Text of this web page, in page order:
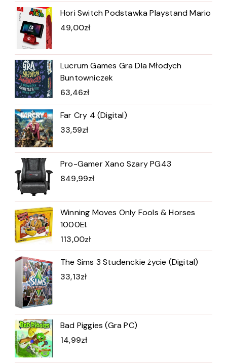
Hori Switch Podstawka Playstand Mario
49,00zł
Lucrum Games Gra Dla Młodych
Buntowniczek
63,46zł
Far Cry 4 (Digital)
33,59zł
Pro-Gamer Xano Szary PG43
849,99zł
Winning Moves Only Fools & Horses
1000El.
113,00zł
The Sims 3 Studenckie życie (Digital)
33,13zł
Bad Piggies (Gra PC)
14,99zł